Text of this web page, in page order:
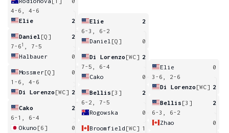
4-6, 4-6
Elie
2
Daniel [Q]
2
7-6 1
, 7-5
Halbauer
0
Mossmer[Q]
0
1-6, 4-6
Di Lorenzo [WC] 2
Cako
2
6-1, 6-4
Okuno [6] 0
Elie
2
6-3, 6-2
Daniel [Q] 0
Di Lorenzo [WC] 2
7-5, 6-4
Cako
0
Bellis [3]
2
6-2, 7-5
Rogowska
0
Broomfield [WC] 1
Elie
0
3-6, 2-6
Di Lorenzo [WC] 2
Bellis [3]
2
6-3, 6-2
Zhao
0